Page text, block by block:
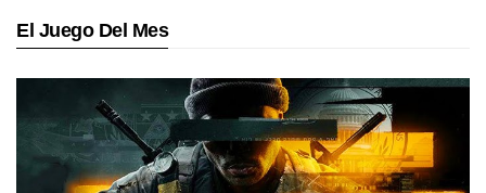
El Juego Del Mes